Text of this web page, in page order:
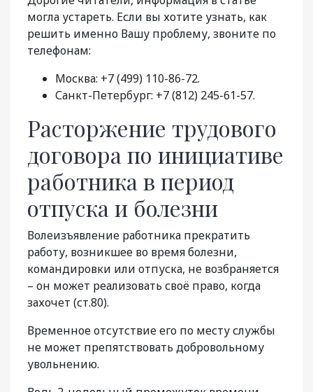
могла устареть. Если вы хотите узнать, как
решить именно Вашу проблему, звоните по
телефонам:
Москва: +7 (499) 110-86-72.
Санкт-Петербург: +7 (812) 245-61-57.
Расторжение трудового
договора по инициативе
работника в период
отпуска и болезни
Волеизъявление работника прекратить
работу, возникшее во время болезни,
командировки или отпуска, не возбраняется
– он может реализовать своё право, когда
захочет (ст.80).
Временное отсутствие его по месту службы
не может препятствовать добровольному
увольнению.